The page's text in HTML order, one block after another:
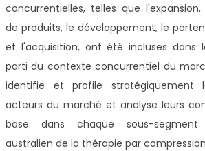
concurrentielles, telles que
de produits, le développement, le
et l'acquisition, ont été incluses dans
parti du contexte concurrentiel du
identifie et profile stratégiquement
acteurs du marché et analyse leurs
base dans chaque sous-
australien de la thérapie par